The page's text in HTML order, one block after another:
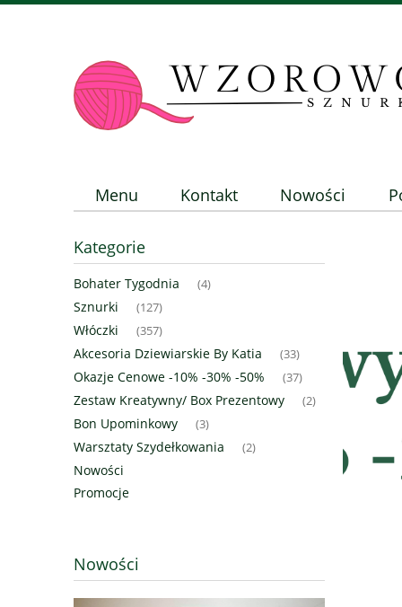
Menu Kontakt Nowości
Kategorie
Bohater Tygodnia (4)
Sznurki (127)
Włóczki (357)
Akcesoria Dziewiarskie By Katia (33)
Okazje Cenowe -10% -30% -50% (37)
Zestaw Kreatywny/ Box Prezentowy (2)
Bon Upominkowy (3)
Warsztaty Szydełkowania (2)
Nowości
Promocje
Nowości